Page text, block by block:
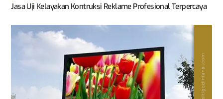
Jasa Uji Kelayakan Kontruksi Reklame Profesional Terpercaya